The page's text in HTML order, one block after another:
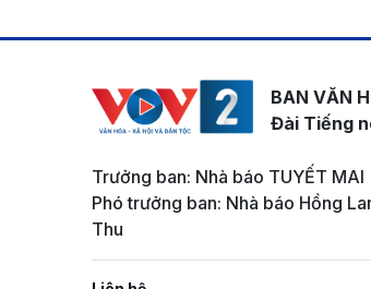
BAN VĂN
Đài Tiếng
Trưởng ban: Nhà báo TUYẾT MAI
Phó trưởng ban: Nhà báo Hồng
Thu